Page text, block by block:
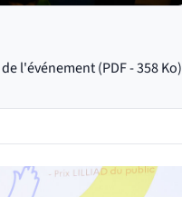
de l'événement (PDF - 358 Ko)